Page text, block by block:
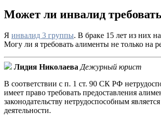
Может ли инвалид
Я инвалид 3 группы. В браке 15 лет из них
Могу ли я требовать алименты не только на
Лидия Николаева Дежурный юрист
В соответствии с п. 1 ст. 90 СК РФ
имеет право требовать предоставления
законодательству нетрудоспособным
деятельности.